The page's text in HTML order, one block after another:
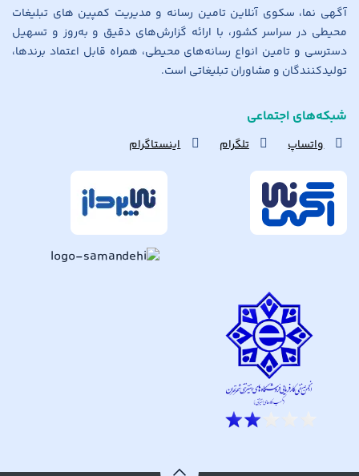
آگهی نما، سکوی آنلاین تامین رسانه و مدیریت کمپین های تبلیغات
محیطی در سراسر کشور، با ارائه گزارش‌های دقیق و به‌روز و تسهیل
دسترسی و تامین انواع رسانه‌های محیطی، همراه قابل اعتماد برندها،
تولیدکنندگان و مشاوران تبلیغاتی است.
شبکه‌های اجتماعی
واتساپ تلگرام اینستاگرام